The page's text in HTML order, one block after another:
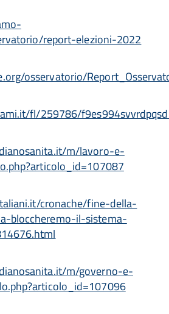
report-elezioni-2022
osservatorio/
fl/259786/
m/lavoro-e-
cronache/fine-della-
bloccheremo-il-sistema-
m/governo-e-